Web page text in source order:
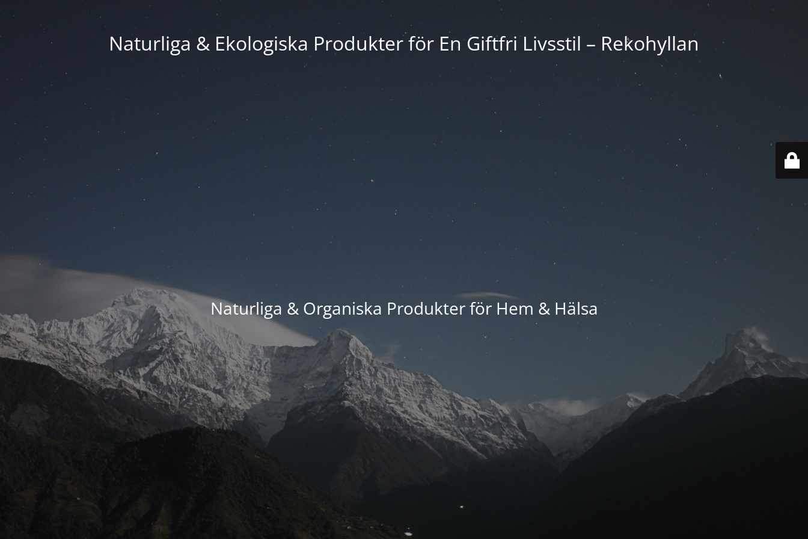
Naturliga & Ekologiska Produkter för En Giftfri Livsstil – Rekohyllan
Naturliga & Organiska Produkter för Hem & Hälsa